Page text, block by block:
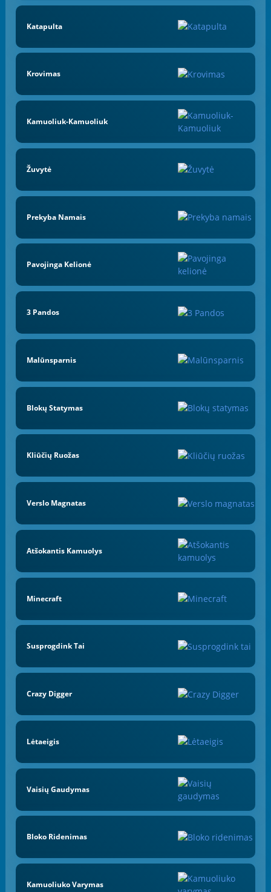
Katapulta
Krovimas
Kamuoliuk-Kamuoliuk
Žuvytė
Prekyba Namais
Pavojinga Kelionė
3 Pandos
Malūnsparnis
Blokų Statymas
Kliūčių Ruožas
Verslo Magnatas
Atšokantis Kamuolys
Minecraft
Susprogdink Tai
Crazy Digger
Lėtaeigis
Vaisių Gaudymas
Bloko Ridenimas
Kamuoliuko Varymas